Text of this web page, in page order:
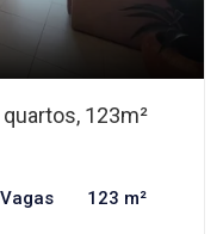
123m²
123 m²